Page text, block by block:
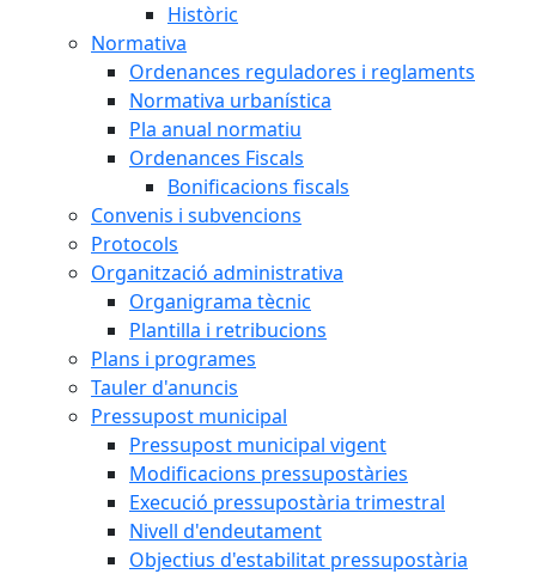
Històric
Normativa
Ordenances reguladores i reglaments
Normativa urbanística
Pla anual normatiu
Ordenances Fiscals
Bonificacions fiscals
Convenis i subvencions
Protocols
Organització administrativa
Organigrama tècnic
Plantilla i retribucions
Plans i programes
Tauler d'anuncis
Pressupost municipal
Pressupost municipal vigent
Modificacions pressupostàries
Execució pressupostària trimestral
Nivell d'endeutament
Objectius d'estabilitat pressupostària